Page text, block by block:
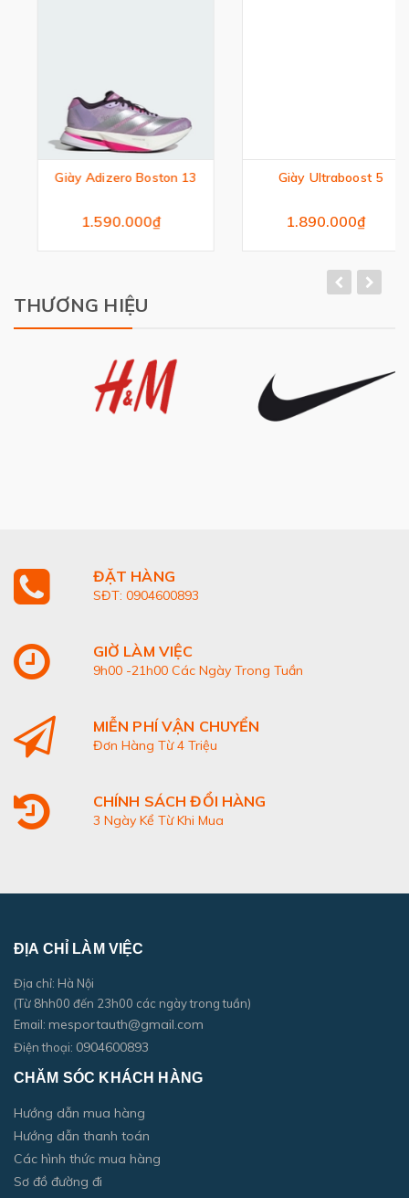
Giày Adizero Boston 13
1.590.000₫
Giày Ultraboost 5
1.890.000₫
THƯƠNG HIỆU
ĐẶT HÀNG
SĐT: 0904600893
GIỜ LÀM VIỆC
9h00 -21h00 Các Ngày Trong Tuần
MIỄN PHÍ VẬN CHUYỂN
Đơn Hàng Từ 4 Triệu
CHÍNH SÁCH ĐỔI HÀNG
3 Ngày Kể Từ Khi Mua
ĐỊA CHỈ LÀM VIỆC
Địa chỉ: Hà Nội
(Từ 8hh00 đến 23h00 các ngày trong tuần)
Email: mesportauth@gmail.com
Điện thoại: 0904600893
CHĂM SÓC KHÁCH HÀNG
Hướng dẫn mua hàng
Hướng dẫn thanh toán
Các hình thức mua hàng
Sơ đồ đường đi